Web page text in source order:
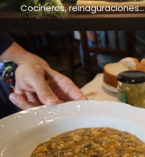
Cocineros, reinaguraciones...